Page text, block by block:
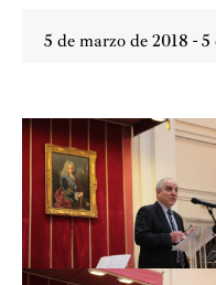
5 de marzo de 2018 -